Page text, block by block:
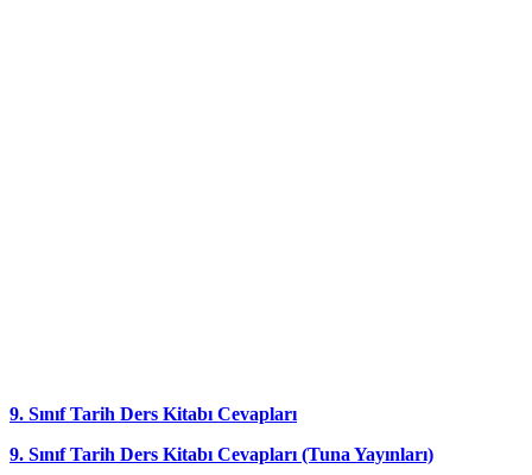
9. Sınıf Tarih Ders Kitabı Cevapları
9. Sınıf Tarih Ders Kitabı Cevapları (Tuna Yayınları)